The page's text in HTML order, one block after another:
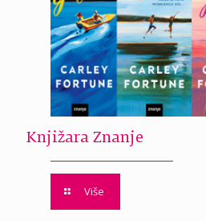
Knjižara Znanje
Više